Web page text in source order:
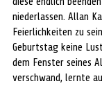
niederlassen. Allan
Feierlichkeiten zu
Geburtstag keine
dem Fenster seines
verschwand, lernte